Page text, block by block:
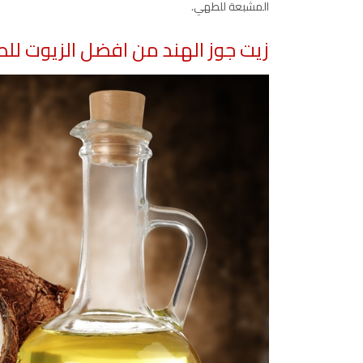
المشبعة للطهي.
زيت جوز الهند من افضل الزيوت